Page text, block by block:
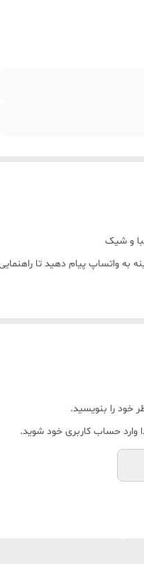
و شیک
به واتساپ پیام دهید تا
خود را بنویسید.
وارد حساب کاربری خود شوید.